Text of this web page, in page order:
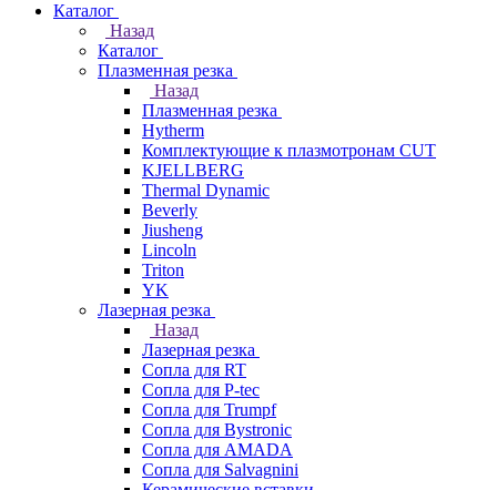
Каталог
Назад
Каталог
Плазменная резка
Назад
Плазменная резка
Hytherm
Комплектующие к плазмотронам CUT
KJELLBERG
Thermal Dynamic
Beverly
Jiusheng
Lincoln
Triton
YK
Лазерная резка
Назад
Лазерная резка
Сопла для RT
Сопла для P-tec
Сопла для Trumpf
Сопла для Bystronic
Сопла для AMADA
Сопла для Salvagnini